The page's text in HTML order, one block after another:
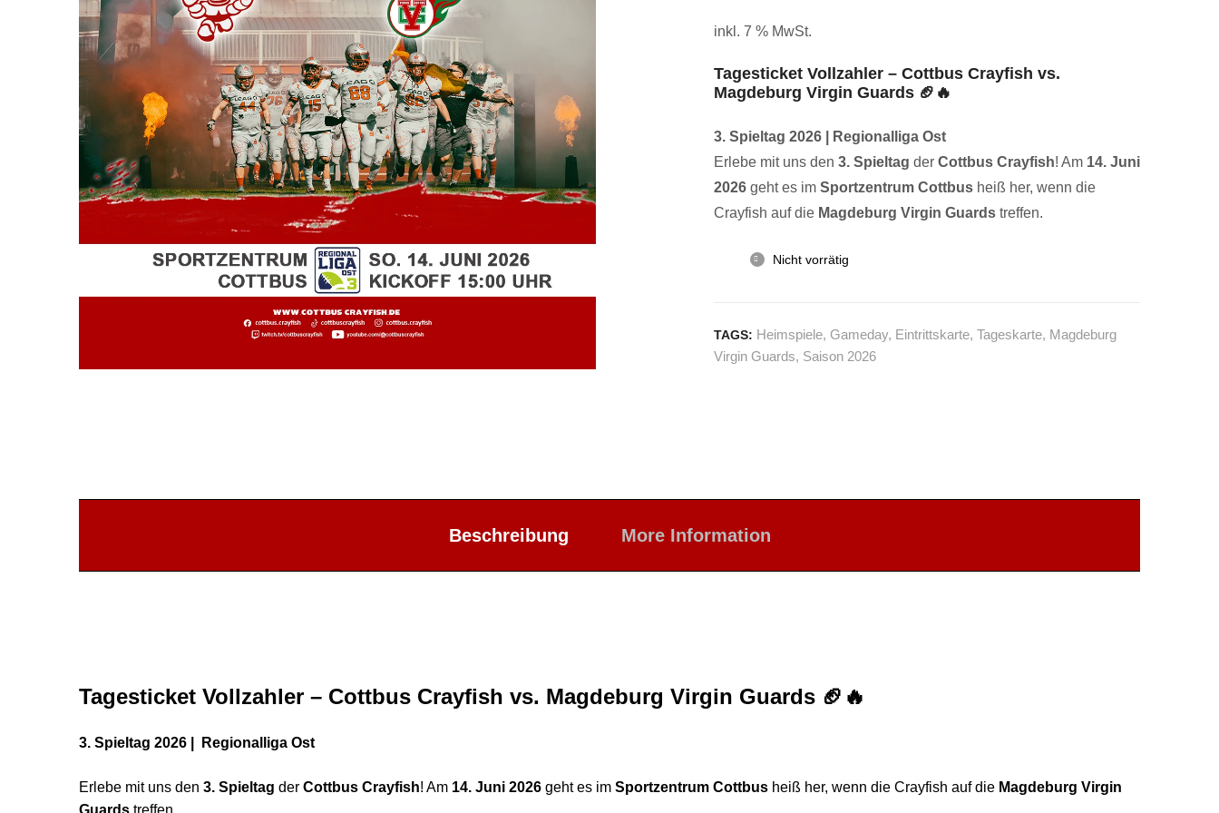
inkl. 7 % MwSt.
Tagesticket Vollzahler – Cottbus Crayfish vs.
Magdeburg Virgin Guards 🏈🔥
3. Spieltag 2026 | Regionalliga Ost
Erlebe mit uns den 3. Spieltag der Cottbus Crayfish! Am 14. Juni
2026 geht es im Sportzentrum Cottbus heiß her, wenn die
Crayfish auf die Magdeburg Virgin Guards treffen.
Nicht vorrätig
TAGS: Heimspiele, Gameday, Eintrittskarte, Tageskarte, Magdeburg
Virgin Guards, Saison 2026
Beschreibung More Information
Tagesticket Vollzahler – Cottbus Crayfish vs. Magdeburg Virgin Guards 🏈🔥
3. Spieltag 2026 | Regionalliga Ost
Erlebe mit uns den 3. Spieltag der Cottbus Crayfish! Am 14. Juni 2026 geht es im Sportzentrum Cottbus heiß her, wenn die Crayfish auf die Magdeburg Virgin
Guards treffen.